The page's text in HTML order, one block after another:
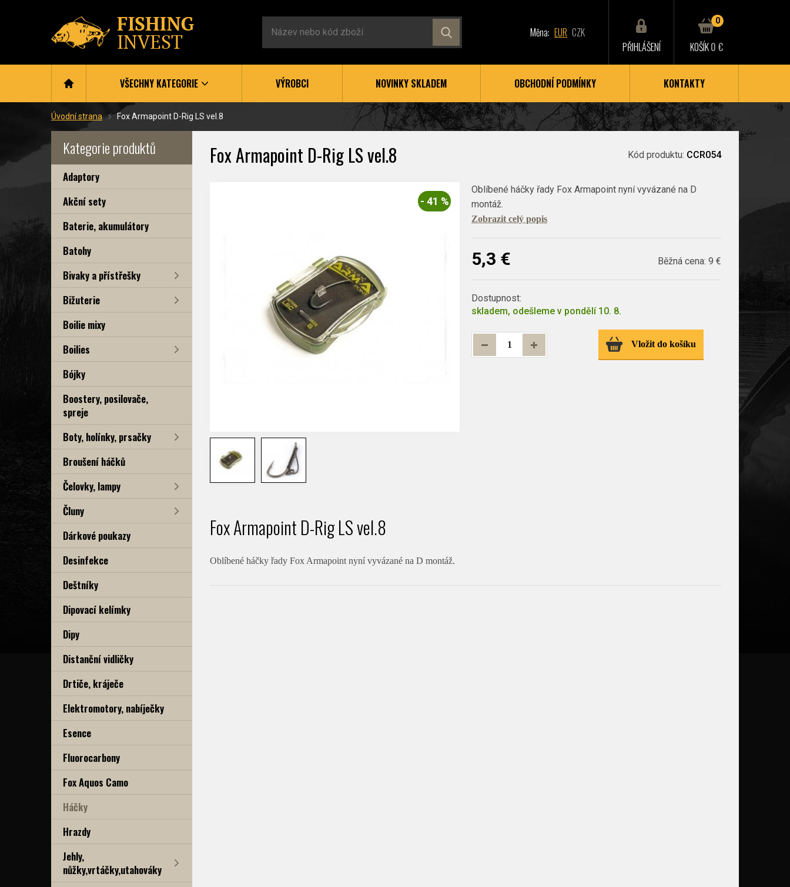
Měna: EUR CZK
PŘIHLÁŠENÍ
0
KOŠÍK0 €
VŠECHNY KATEGORIE VÝROBCI NOVINKY SKLADEM OBCHODNÍ PODMÍNKY KONTAKTY
Úvodní strana Fox Armapoint D-Rig LS vel.8
Kategorie produktů
Adaptory
Akční sety
Baterie, akumulátory
Batohy
Bivaky a přístřešky
Bižuterie
Boilie mixy
Boilies
Bójky
Boostery, posilovače,
spreje
Boty, holínky, prsačky
Broušení háčků
Čelovky, lampy
Čluny
Dárkové poukazy
Desinfekce
Deštníky
Dipovací kelímky
Dipy
Distanční vidličky
Drtiče, kráječe
Elektromotory, nabíječky
Esence
Fluorocarbony
Fox Aquos Camo
Háčky
Hrazdy
Jehly,
nůžky,vrtáčky,utahováky
Fox Armapoint D-Rig LS vel.8 Kód produktu: CCR054
- 41 %
Oblíbené háčky řady Fox Armapoint nyní vyvázané na D
montáž.
Zobrazit celý popis
5,3 € Běžná cena: 9 €
Dostupnost:
skladem, odešleme v pondělí 10. 8.
Vložit do košíku
Fox Armapoint D-Rig LS vel.8
Oblíbené háčky řady Fox Armapoint nyní vyvázané na D montáž.